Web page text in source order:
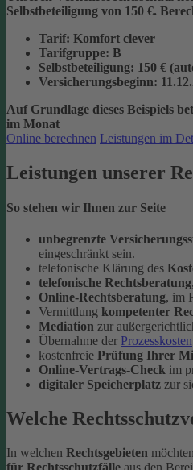
Selbstbeteiligung von 150 €.
Tarif: Komfort clever
Tarifgruppe: B
Selbstbeteiligung: 150 €
Versicherungsbeginn:
Auf Grundlage dieses Beispiels
im Monat
Online berechnen Leistungen im
Leistungen unserer
So stehen wir Ihnen zur Seite
unbegrenzte
eingeschränkt sein.
telefonische Klärung des
telefonische Rechtsberatung
Online-Rechtsberatung, im
Vermittlung kompetenter
Mediation zur
Übernahme der Prozesskosten
kostenfreie Prüfung Ihrer
Online-Vertrags-Check im
digitaler Speicherplatz zur
Welche
In welchen Rechtsgebieten
für Rechtsschutzfälle aus den